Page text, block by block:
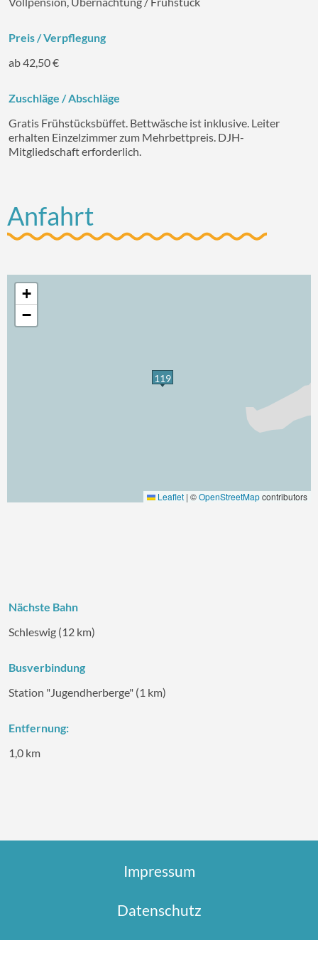
Preis / Verpflegung
ab 42,50 €
Zuschläge / Abschläge
Gratis Frühstücksbüffet. Bettwäsche ist inklusive. Leiter
erhalten Einzelzimmer zum Mehrbettpreis. DJH-
Mitgliedschaft erforderlich.
Anfahrt
119
+
−
Leaflet | ©OpenStreetMapcontributors
Nächste Bahn
Schleswig (12 km)
Busverbindung
Station "Jugendherberge" (1 km)
Entfernung:
1,0 km
Impressum
Datenschutz